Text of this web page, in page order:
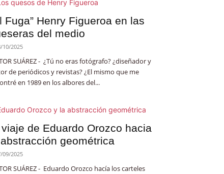
Fuga” Henry Figueroa en las
del medio
10/2025
SUÁREZ - ¿Tú no eras fotógrafo? ¿diseñador y
de periódicos y revistas? ¿El mismo que me
en 1989 en los albores del...
de Eduardo Orozco hacia
geométrica
09/2025
SUÁREZ - Eduardo Orozco hacía los carteles